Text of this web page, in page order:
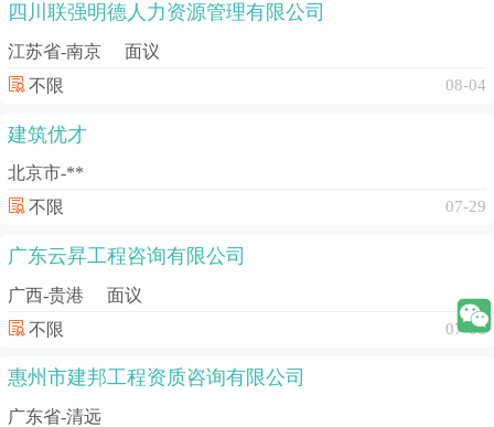
四川联强明德人力资源管理有限公司
江苏省-南京 面议
不限 08-04
建筑优才
北京市-**
不限 07-29
广东云昇工程咨询有限公司
广西-贵港 面议
不限 07-06
惠州市建邦工程资质咨询有限公司
广东省-清远